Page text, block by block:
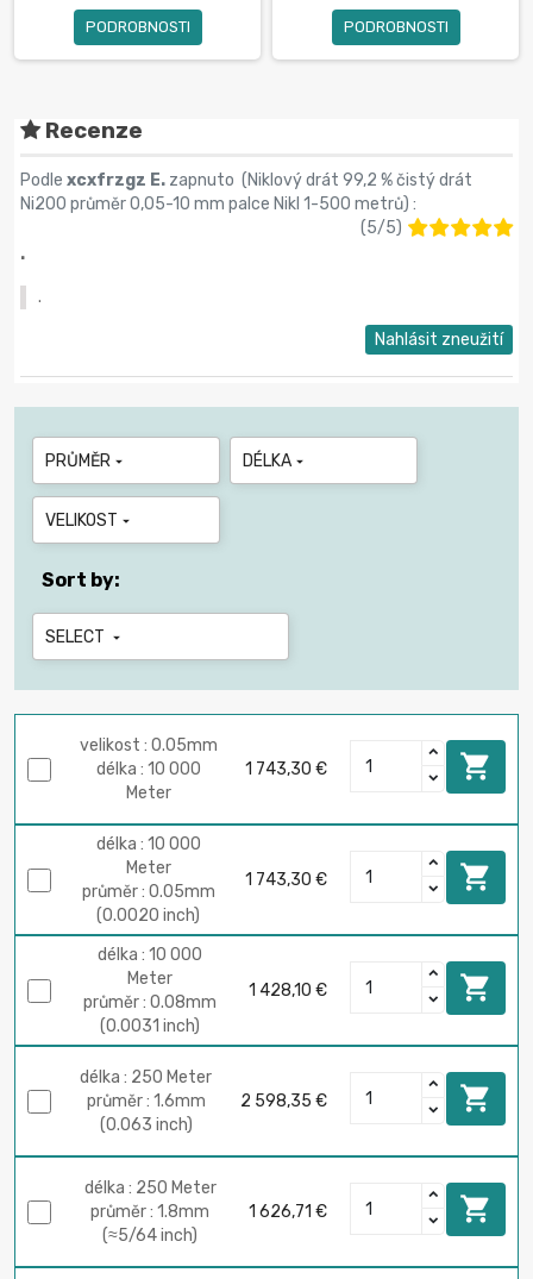
PODROBNOSTI PODROBNOSTI
Recenze
Podle xcxfrzgz E. zapnuto (Niklový drát 99,2 % čistý drát
Ni200 průměr 0,05-10 mm palce Nikl 1-500 metrů) :
(5/5)
.
.
Nahlásit zneužití
PRŮMĚR  DÉLKA 
VELIKOST 
Sort by:
SELECT 
velikost : 0.05mm
délka : 10 000
Meter
1 743,30 € 
délka : 10 000
Meter
průměr : 0.05mm
(0.0020 inch)
1 743,30 € 
délka : 10 000
Meter
průměr : 0.08mm
(0.0031 inch)
1 428,10 € 
délka : 250 Meter
průměr : 1.6mm
(0.063 inch)
2 598,35 € 
délka : 250 Meter
průměr : 1.8mm
(≈5/64 inch)
1 626,71 € 